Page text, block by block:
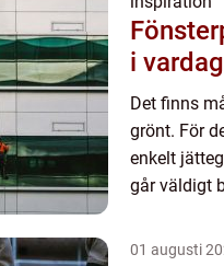
i
Det finns
grönt. För
enkelt
går väldigt
01 augusti